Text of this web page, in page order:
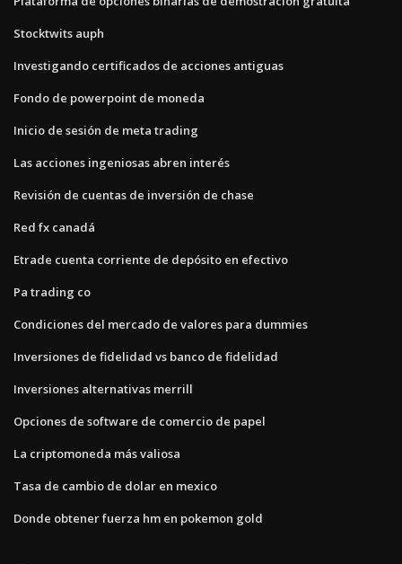
Stocktwits auph
Investigando certificados de acciones antiguas
Fondo de powerpoint de moneda
Inicio de sesión de meta trading
Las acciones ingeniosas abren interés
Revisión de cuentas de inversión de chase
Red fx canadá
Etrade cuenta corriente de depósito en efectivo
Pa trading co
Condiciones del mercado de valores para dummies
Inversiones de fidelidad vs banco de fidelidad
Inversiones alternativas merrill
Opciones de software de comercio de papel
La criptomoneda más valiosa
Tasa de cambio de dolar en mexico
Donde obtener fuerza hm en pokemon gold